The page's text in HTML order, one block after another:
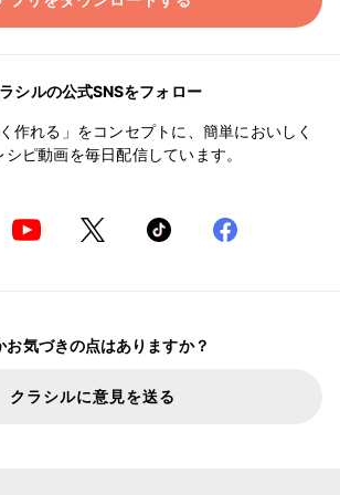
シルの公式SNSをフォロー
作れる」をコンセプトに、簡単においしく
シピ動画を毎日配信しています。
お気づきの点はありますか？
クラシルに意見を送る